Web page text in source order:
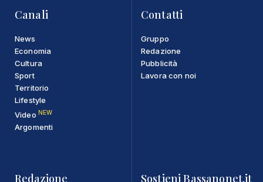
Canali
News
Economia
Cultura
Sport
Territorio
Lifestyle
Video NEW
Argomenti
Contatti
Gruppo
Redazione
Pubblicità
Lavora con noi
Redazione Sostieni Bassanonet.it